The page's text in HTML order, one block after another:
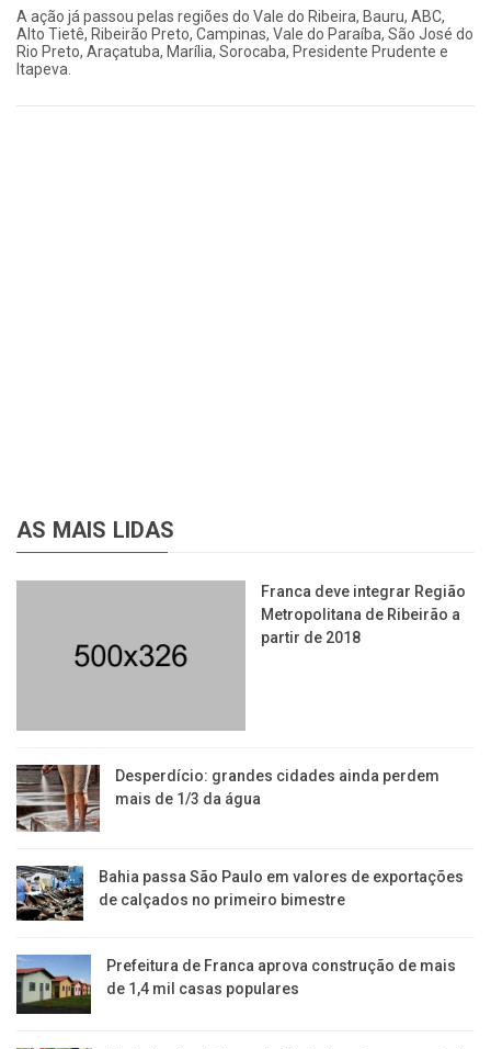
A ação já passou pelas regiões do Vale do Ribeira, Bauru, ABC,
Alto Tietê, Ribeirão Preto, Campinas, Vale do Paraíba, São José do
Rio Preto, Araçatuba, Marília, Sorocaba, Presidente Prudente e
Itapeva.
AS MAIS LIDAS
Franca deve integrar Região
Metropolitana de Ribeirão a
partir de 2018
Desperdício: grandes cidades ainda perdem
mais de 1/3 da água
Bahia passa São Paulo em valores de exportações
de calçados no primeiro bimestre
Prefeitura de Franca aprova construção de mais
de 1,4 mil casas populares